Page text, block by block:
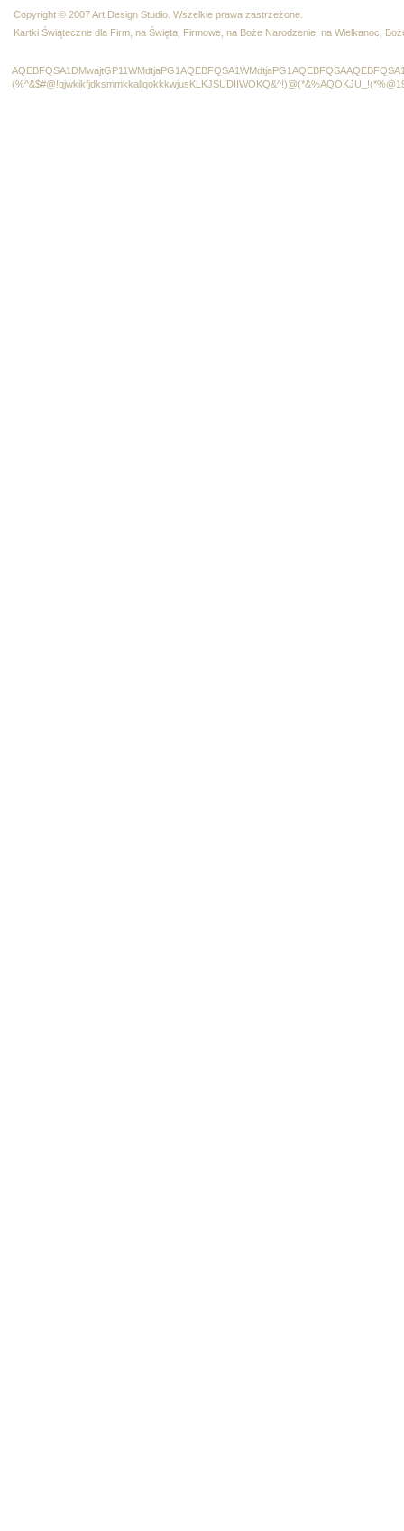
Copyright © 2007 Art.Design Studio. Wszelkie prawa zastrzeżone.
Kartki Świąteczne dla Firm, na Święta, Firmowe, na Boże Narodzenie, na Wielkanoc,